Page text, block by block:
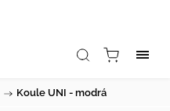
/ Koule UNI - modrá